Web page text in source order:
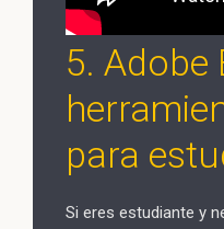
5. Adobe
para
Si eres estudiante y